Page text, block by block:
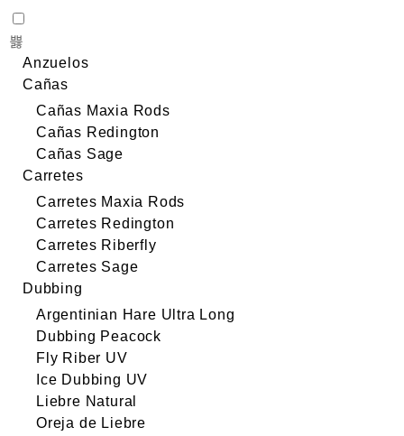
Anzuelos
Cañas
Cañas Maxia Rods
Cañas Redington
Cañas Sage
Carretes
Carretes Maxia Rods
Carretes Redington
Carretes Riberfly
Carretes Sage
Dubbing
Argentinian Hare Ultra Long
Dubbing Peacock
Fly Riber UV
Ice Dubbing UV
Liebre Natural
Oreja de Liebre